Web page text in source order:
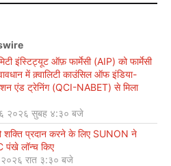
इंस्टिट्यूट ऑफ़ फार्मेसी (AIP) को फार्मेसी
में क़्वालिटी काउंसिल ऑफ इंडिया-
एंड ट्रेनिंग (QCI-NABET) से मिला
६ २०२६ सुबह ४:३० बजे
शक्ति प्रदान करने के लिए SUNON ने
लॉन्च किए
रात ३:३० बजे